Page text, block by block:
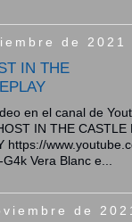
de 2021
IN THE
en el canal de
IN THE CASTLE
https://
Vera Blanc e...
de